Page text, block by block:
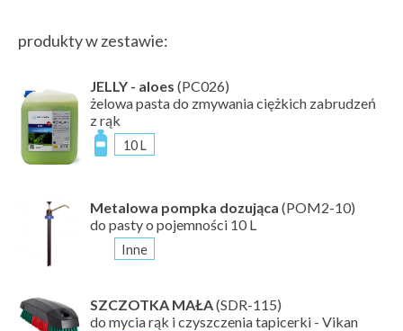
produkty w zestawie:
JELLY - aloes (PC026)
żelowa pasta do zmywania ciężkich zabrudzeń
z rąk
10 L
Metalowa pompka dozująca (POM2-10)
do pasty o pojemności 10 L
Inne
SZCZOTKA MAŁA(SDR-115)
do mycia rąk i czyszczenia tapicerki - Vikan